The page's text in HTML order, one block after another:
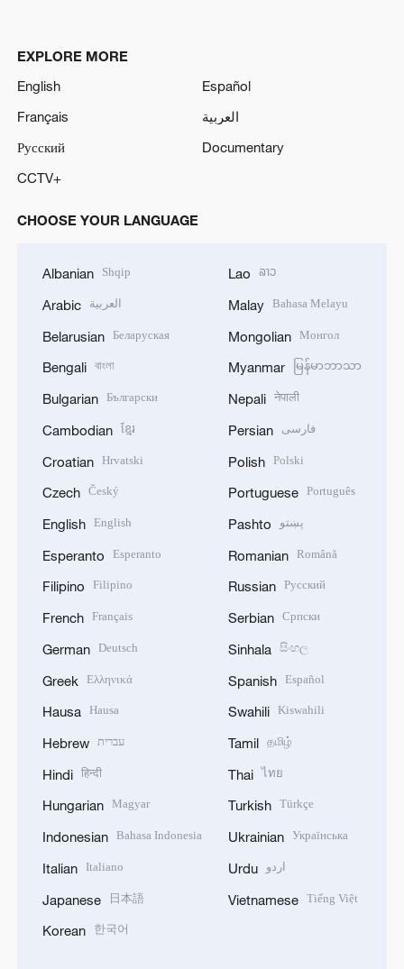
EXPLORE MORE
English
Español
Français
العربية
Русский
Documentary
CCTV+
CHOOSE YOUR LANGUAGE
Albanian Shqip
Arabic العربية
Belarusian Беларуская
Bengali বাংলা
Bulgarian Български
Cambodian ខ្មែរ
Croatian Hrvatski
Czech Český
English English
Esperanto Esperanto
Filipino Filipino
French Français
German Deutsch
Greek Ελληνικά
Hausa Hausa
Hebrew עברית
Hindi हिन्दी
Hungarian Magyar
Indonesian Bahasa Indonesia
Italian Italiano
Japanese 日本語
Korean 한국어
Lao ລາວ
Malay Bahasa Melayu
Mongolian Монгол
Myanmar မြန်မာဘာသာ
Nepali नेपाली
Persian فارسی
Polish Polski
Portuguese Português
Pashto پښتو
Romanian Română
Russian Русский
Serbian Српски
Sinhala සිංහල
Spanish Español
Swahili Kiswahili
Tamil தமிழ்
Thai ไทย
Turkish Türkçe
Ukrainian Українська
Urdu اردو
Vietnamese Tiếng Việt